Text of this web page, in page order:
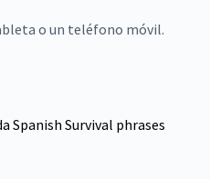
o un teléfono móvil.
Spanish Survival phrases